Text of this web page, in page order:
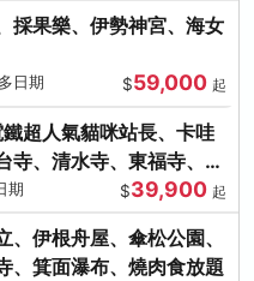
採果樂、伊勢神宮、海女
日期 $59,000 起
超人氣貓咪站長、卡哇
寺、清水寺、東福寺、伊
期 $39,900 起
伊根舟屋、傘松公園、
、箕面瀑布、燒肉食放題